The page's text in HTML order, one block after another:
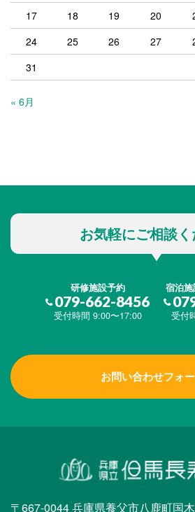
17
18 19 20
24
25 26 27
31
« 6月
お気軽にご相談
研修施設予約
079-662-8456
受付時間 9:00〜17:00
宿泊
受付
お問い合わせフォ
〒667-0044 兵庫県養父市八鹿町国